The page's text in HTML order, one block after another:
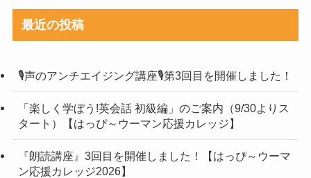
最近の投稿
🎙声のアンチエイジング講座🎙第3回目を開催しました！
「楽しく学ぼう!英会話 初級編」のご案内（9/30よりス
タート）【はっぴ～ウーマン応援カレッジ】
『朗読講座』3回目を開催しました！【はっぴ～ウーマ
ン応援カレッジ2026】